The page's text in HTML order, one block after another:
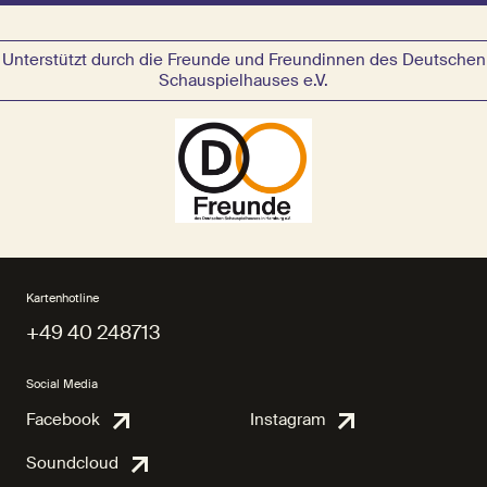
Unterstützt durch die Freunde und Freundinnen des Deutschen
Schauspielhauses e.V.
Kartenhotline
+49 40 248713
Social Media
Facebook FacebookInstagram
Soundcloud